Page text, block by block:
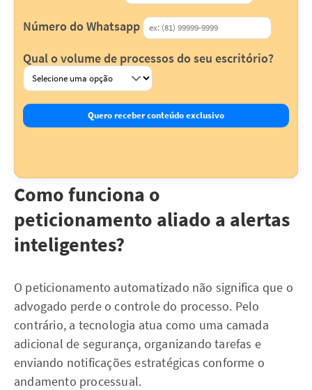
Número do Whatsapp
Qual o volume de processos do seu escritório?
Quero receber conteúdo exclusivo
Como funciona o
peticionamento aliado a alertas
inteligentes?
O peticionamento automatizado não significa que o
advogado perde o controle do processo. Pelo
contrário, a tecnologia atua como uma camada
adicional de segurança, organizando tarefas e
enviando notificações estratégicas conforme o
andamento processual.